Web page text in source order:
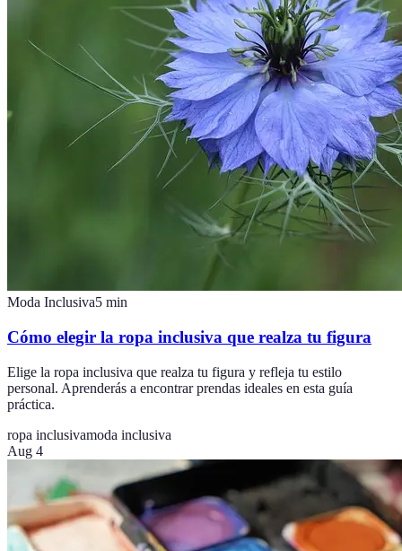
Moda Inclusiva5 min
Cómo elegir la ropa inclusiva que realza tu figura
Elige la ropa inclusiva que realza tu figura y refleja tu estilo
personal. Aprenderás a encontrar prendas ideales en esta guía
práctica.
ropa inclusivamoda inclusiva
Aug 4